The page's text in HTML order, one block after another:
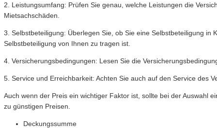
2. Leistungsumfang: Prüfen Sie genau, welche Leistungen die
Mietsachschäden.
3. Selbstbeteiligung: Überlegen Sie, ob Sie eine Selbstbeteiligung
Selbstbeteiligung von Ihnen zu tragen ist.
4. Versicherungsbedingungen: Lesen Sie die
5. Service und Erreichbarkeit: Achten Sie auch auf den Service des
Auch wenn der Preis ein wichtiger Faktor ist, sollte bei der Auswahl
zu günstigen Preisen.
Deckungssumme